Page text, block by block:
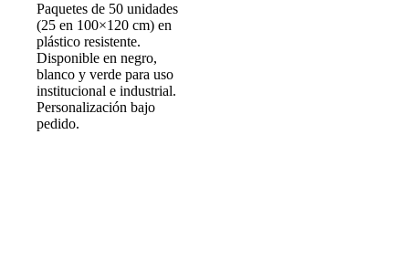
Paquetes de 50 unidades
(25 en 100×120 cm) en
plástico resistente.
Disponible en negro,
blanco y verde para uso
institucional e industrial.
Personalización bajo
pedido.